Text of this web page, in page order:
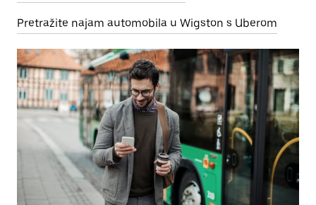
Pretražite najam automobila u Wigston s Uberom